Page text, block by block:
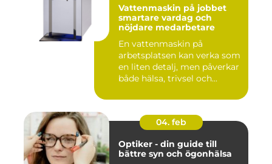
Vattenmaskin på jobbet
smartare vardag och
nöjdare medarbetare
En vattenmaskin på
arbetsplatsen kan verka som
en liten detalj, men påverkar
både hälsa, trivsel och...
04. feb
Optiker - din guide till
bättre syn och ögonhälsa